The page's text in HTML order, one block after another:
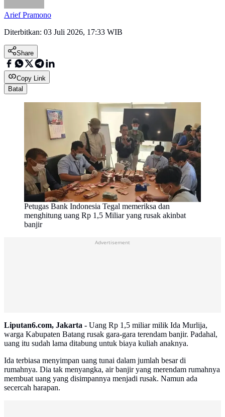
Arief Pramono
Diterbitkan: 03 Juli 2026, 17:33 WIB
Share
Copy Link
Batal
Petugas Bank Indonesia Tegal memeriksa dan
menghitung uang Rp 1,5 Miliar yang rusak akinbat
banjir
Advertisement
Liputan6.com, Jakarta - Uang Rp 1,5 miliar milik Ida Murlija,
warga Kabupaten Batang rusak gara-gara terendam banjir. Padahal,
uang itu sudah lama ditabung untuk biaya kuliah anaknya.
Ida terbiasa menyimpan uang tunai dalam jumlah besar di
rumahnya. Dia tak menyangka, air banjir yang merendam rumahnya
membuat uang yang disimpannya menjadi rusak. Namun ada
secercah harapan.